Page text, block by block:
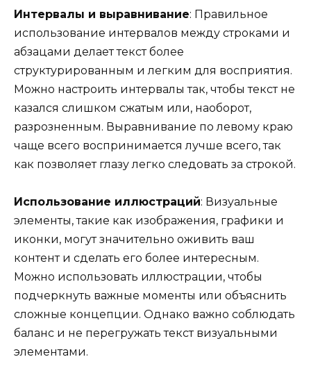
Интервалы и выравнивание: Правильное
использование интервалов между строками и
абзацами делает текст более
структурированным и легким для восприятия.
Можно настроить интервалы так, чтобы текст не
казался слишком сжатым или, наоборот,
разрозненным. Выравнивание по левому краю
чаще всего воспринимается лучше всего, так
как позволяет глазу легко следовать за строкой.
Использование иллюстраций: Визуальные
элементы, такие как изображения, графики и
иконки, могут значительно оживить ваш
контент и сделать его более интересным.
Можно использовать иллюстрации, чтобы
подчеркнуть важные моменты или объяснить
сложные концепции. Однако важно соблюдать
баланс и не перегружать текст визуальными
элементами.